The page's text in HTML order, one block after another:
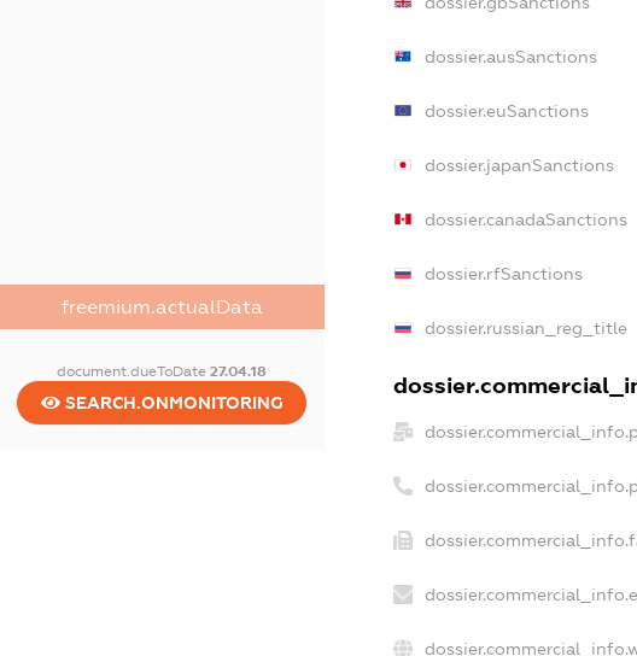
freemium.actualData
document.dueToDate27.04.18
SEARCH.ONMONITORING
dossier.ausSanctions
dossier.euSanctions
dossier.japanSanctions
dossier.canadaSanctions
dossier.rfSanctions
dossier.russian_reg_title